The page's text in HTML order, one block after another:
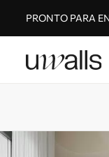
PRONTO PARA